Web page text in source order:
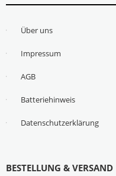
Über uns
Impressum
AGB
Batteriehinweis
Datenschutzerklärung
BESTELLUNG & VERSAND